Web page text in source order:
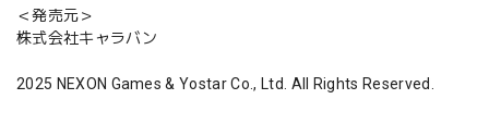
＜発売元＞
株式会社キャラバン
2025 NEXON Games & Yostar Co., Ltd. All Rights Reserved.